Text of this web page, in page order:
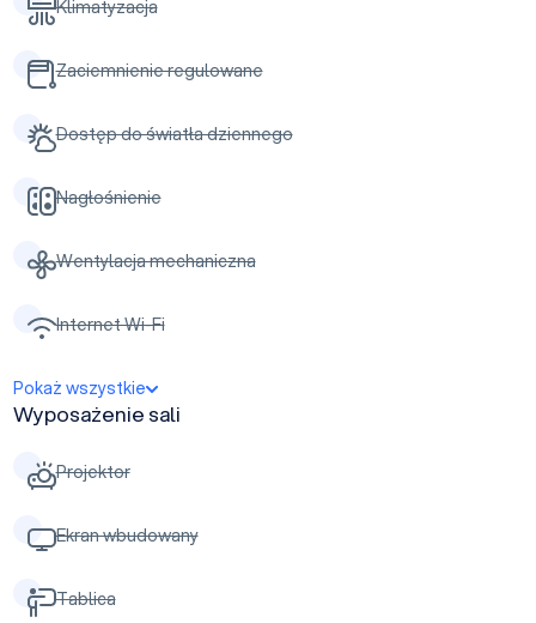
Klimatyzacja
Zaciemnienie regulowane
Dostęp do światła dziennego
Nagłośnienie
Wentylacja mechaniczna
Internet Wi-Fi
Pokaż wszystkie
Wyposażenie sali
Projektor
Ekran wbudowany
Tablica